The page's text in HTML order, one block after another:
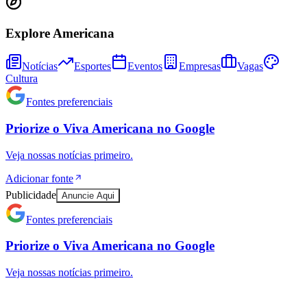
Explore Americana
Notícias Esportes Eventos Empresas
Vagas
Cultura
Fontes preferenciais
Priorize o Viva Americana no Google
Veja nossas notícias primeiro.
Adicionar fonte
Publicidade Anuncie Aqui
Fontes preferenciais
Priorize o Viva Americana no Google
Veja nossas notícias primeiro.